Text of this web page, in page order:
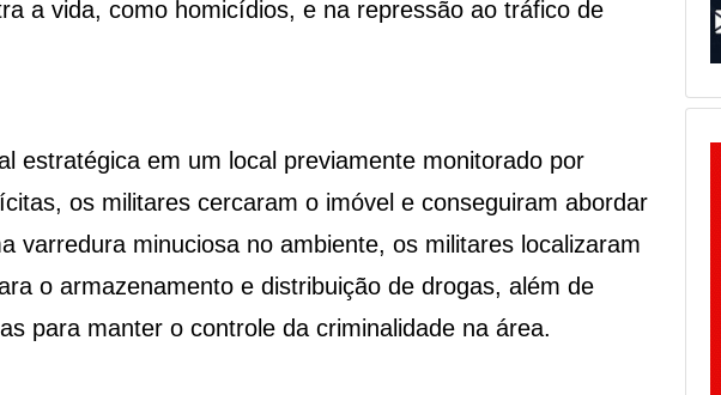
a vida, como homicídios, e na repressão ao tráfico de
estratégica em um local previamente monitorado por
os militares cercaram o imóvel e conseguiram abordar
varredura minuciosa no ambiente, os militares localizaram
o armazenamento e distribuição de drogas, além de
para manter o controle da criminalidade na área.